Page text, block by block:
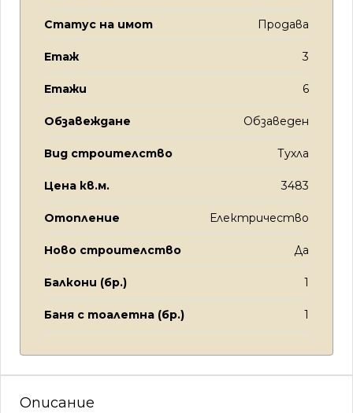
Статус на имот Продава
Етаж 3
Етажи 6
Обзавеждане Обзаведен
Вид строителство Тухла
Цена кв.м. 3483
Отопление Електричество
Ново строителство Да
Балкони (бр.) 1
Баня с тоалетна (бр.) 1
Описание